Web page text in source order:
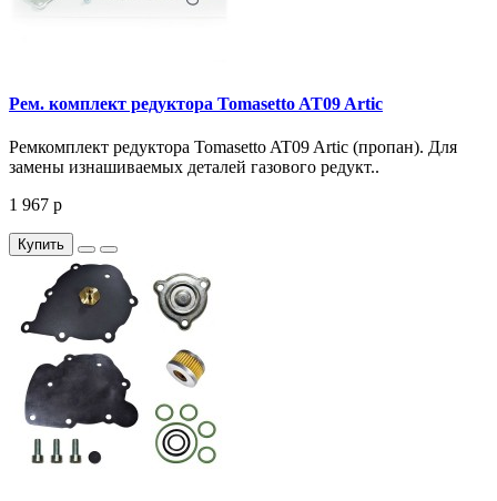
Рем. комплект редуктора Tomasetto AT09 Artic
Ремкомплект редуктора Tomasetto AT09 Artic (пропан). Для
замены изнашиваемых деталей газового редукт..
1 967 р
Купить